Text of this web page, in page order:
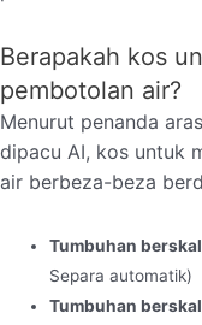
Berapakah kos
pembotolan air?
Menurut penanda
dipacu AI, kos untuk
air berbeza-beza
Tumbuhan
Separa automatik)
Tumbuhan